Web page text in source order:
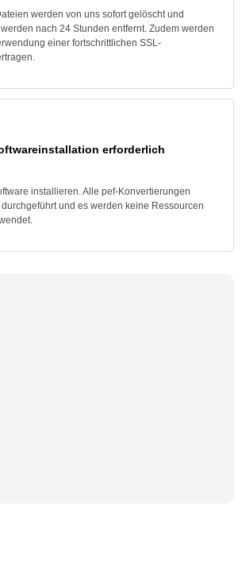
werden von uns sofort gelöscht und
nach 24 Stunden entfernt. Zudem werden
einer fortschrittlichen SSL-
erforderlich
installieren. Alle pef-Konvertierungen
und es werden keine Ressourcen